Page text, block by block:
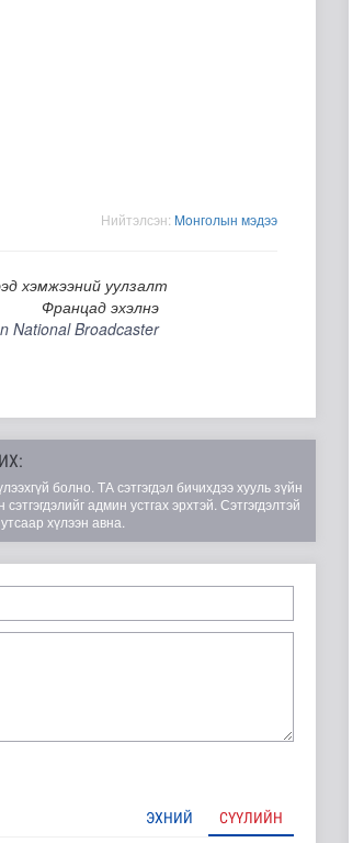
олон улсын эрдэм шинжилгээн..
Нийтэлсэн: Moнголын мэдээ
хэмжээний уулзалт
Францад эхэлнэ
National Broadcaster
болно. ТА сэтгэгдэл бичихдээ хууль зүйн
админ устгах эрхтэй. Сэтгэгдэлтэй
утсаар хүлээн авна.
ЭХНИЙ СҮҮЛИЙН